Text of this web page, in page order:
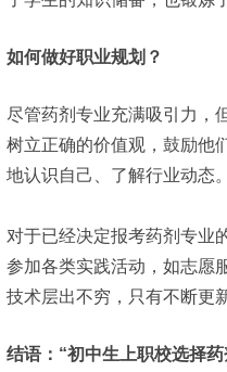
如何做好职业规划？
尽管药剂专业充满吸引力，
树立正确的价值观，鼓励他
地认识自己、了解行业动态。
对于已经决定报考药剂专业
参加各类实践活动，如志愿
技术层出不穷，只有不断更
结语：“初中生上职校选择